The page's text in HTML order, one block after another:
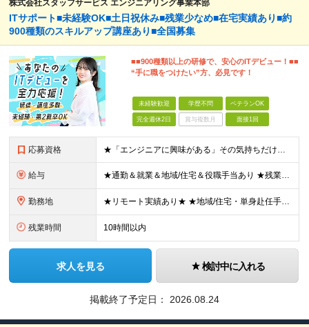
株式会社スタッフサービス エンジニアリング事業本部
ITサポート■未経験OK■土日祝休み■残業少なめ■在宅実績あり■約
900種類のスキルアップ講座あり■全国募集
■■900種類以上の研修で、安心のITデビュー！■■
“手に職をつけたい”方、必見です！
未経験歓迎 学歴不問 ベテランOK
完全週休2日 賞与複数月 面接1回
応募資格 ★「エンジニアに興味がある」その気持ちだけでOK！ ■学歴不問 ■IT知識・実務経験は一切不問！未経験・第二新卒大歓迎 ★ITサポート・IT事務やエンジニアの経験をお持ちの方は優遇します！ 地方在住
給与 ★通勤＆就業＆地域/住宅＆役職手当あり ★残業代は全額支給 ★選べる給与制度あり！ ■東京・神奈川・千葉・埼玉勤務の場合 月給24.5万円～55万円＋諸手当 （残業代は全額支給） (20,000円の
勤務地 ★リモート実績あり★ ★地域/住宅・単身赴任手当などサポートも万全 ★転任費用や寮・社宅制度も完備しています ★勤務地については希望を考慮の上、決定します 『地元で働きたい』『新天地で挑戦したい』と
残業時間 10時間以内
求人を見る 検討中に入れる
掲載終了予定日： 2026.08.24